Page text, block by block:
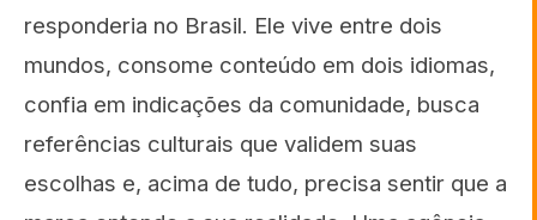
responderia no Brasil. Ele vive entre dois
mundos, consome conteúdo em dois idiomas,
confia em indicações da comunidade, busca
referências culturais que validem suas
escolhas e, acima de tudo, precisa sentir que a